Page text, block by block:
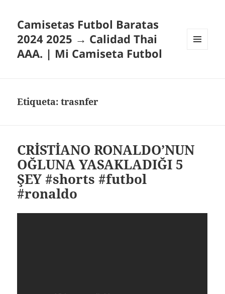
Camisetas Futbol Baratas
2024 2025 → Calidad Thai
AAA. | Mi Camiseta Futbol
Etiqueta:trasnfer
CRİSTİANO RONALDO’NUN
OĞLUNA YASAKLADIĞI 5
ŞEY #shorts #futbol
#ronaldo